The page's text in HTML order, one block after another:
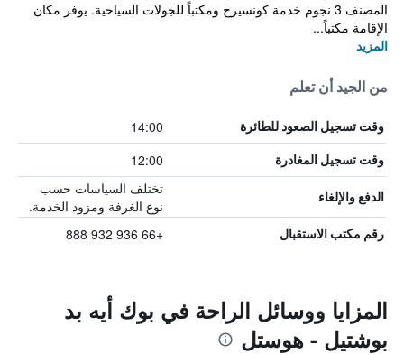
المصنف 3 نجوم خدمة كونسيرج ومكتباً للجولات السياحية. يوفر مكان
الإقامة مكتباً...
المزيد
من الجيد أن تعلم
وقت تسجيل الصعود للطائرة 14:00
وقت تسجيل المغادرة 12:00
الدفع والإلغاء
تختلف السياسات حسب
نوع الغرفة ومزود الخدمة.
رقم مكتب الاستقبال +66 936 932 888
المزايا ووسائل الراحة في بوك أيه بد
بوشتيل - هوستل